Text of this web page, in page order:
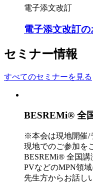
電子添文改訂
電子添文改訂
セミナー情報
すべてのセミナーを見る
BESREMi® 全
※本会は現地開催/
現地でのご参加を
BESREMi® 全国講
PVなどのMPN領
先生方からお話し